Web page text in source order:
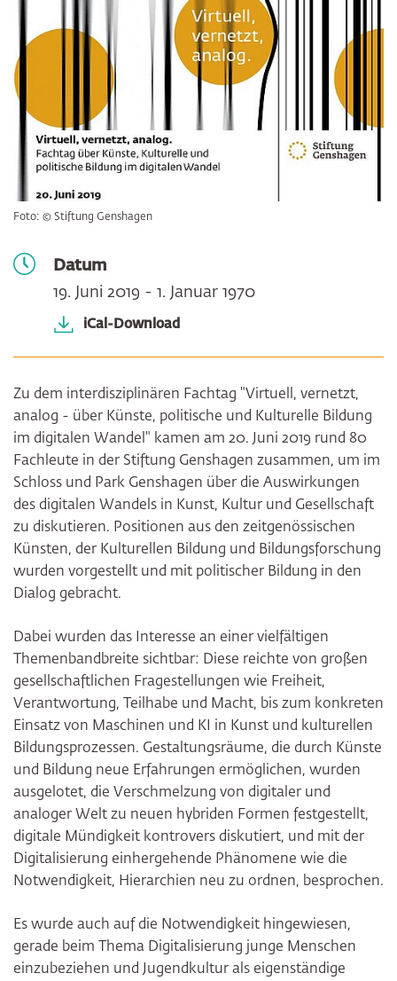
Foto: © Stiftung Genshagen
Datum
19. Juni 2019 - 1. Januar 1970
iCal-Download
Zu dem interdisziplinären Fachtag "Virtuell, vernetzt,
analog - über Künste, politische und Kulturelle Bildung
im digitalen Wandel" kamen am 20. Juni 2019 rund 80
Fachleute in der Stiftung Genshagen zusammen, um im
Schloss und Park Genshagen über die Auswirkungen
des digitalen Wandels in Kunst, Kultur und Gesellschaft
zu diskutieren. Positionen aus den zeitgenössischen
Künsten, der Kulturellen Bildung und Bildungsforschung
wurden vorgestellt und mit politischer Bildung in den
Dialog gebracht.
Dabei wurden das Interesse an einer vielfältigen
Themenbandbreite sichtbar: Diese reichte von großen
gesellschaftlichen Fragestellungen wie Freiheit,
Verantwortung, Teilhabe und Macht, bis zum konkreten
Einsatz von Maschinen und KI in Kunst und kulturellen
Bildungsprozessen. Gestaltungsräume, die durch Künste
und Bildung neue Erfahrungen ermöglichen, wurden
ausgelotet, die Verschmelzung von digitaler und
analoger Welt zu neuen hybriden Formen festgestellt,
digitale Mündigkeit kontrovers diskutiert, und mit der
Digitalisierung einhergehende Phänomene wie die
Notwendigkeit, Hierarchien neu zu ordnen, besprochen.
Es wurde auch auf die Notwendigkeit hingewiesen,
gerade beim Thema Digitalisierung junge Menschen
einzubeziehen und Jugendkultur als eigenständige